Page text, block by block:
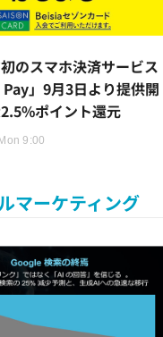
のスマホ決済サービス
Pay」9月3日より提供開
ポイント還元
9:00
マーケティング